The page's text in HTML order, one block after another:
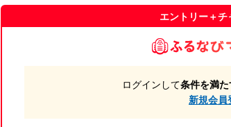
エントリー＋
ログインして条件を満
新規会員